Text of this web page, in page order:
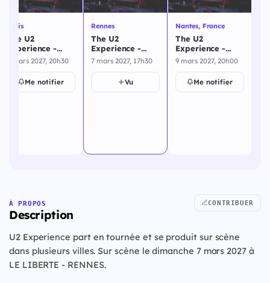
Paris
The U2
Experience -
Paris - 6 mars
6 mars 2027, 20h30
Me notifier
Rennes
The U2
Experience -
Rennes - 7 mars
7 mars 2027, 17h30
Vu
Nantes, France
The U2
Experience -
Nantes, France -
9 mars 2027
9 mars 2027, 20h00
Me notifier
À PROPOS
Description
CONTRIBUER
U2 Experience part en tournée et se produit sur scène
dans plusieurs villes. Sur scène le dimanche 7 mars 2027 à
LE LIBERTE - RENNES.